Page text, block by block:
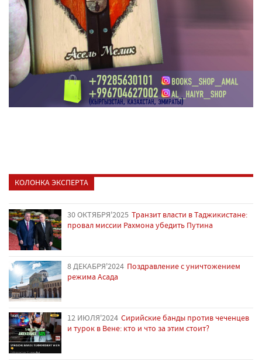
КОЛОНКА ЭКСПЕРТА
30 ОКТЯБРЯ'2025 Транзит власти в Таджикистане:
провал миссии Рахмона убедить Путина
8 ДЕКАБРЯ'2024 Поздравление с уничтожением
режима Асада
12 ИЮЛЯ'2024 Сирийские банды против чеченцев
и турок в Вене: кто и что за этим стоит?